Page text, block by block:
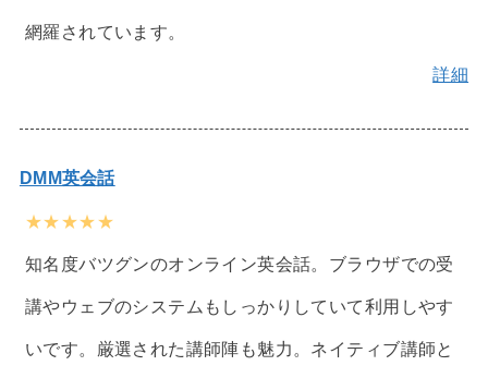
網羅されています。
詳細
DMM英会話
★★★★★
知名度バツグンのオンライン英会話。ブラウザでの受
講やウェブのシステムもしっかりしていて利用しやす
いです。厳選された講師陣も魅力。ネイティブ講師と